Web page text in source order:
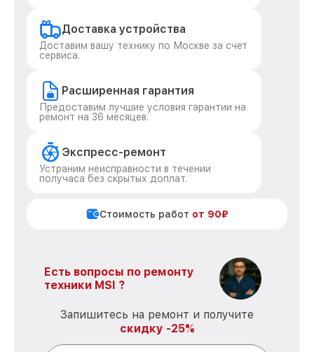
Доставка устройства
Доставим вашу технику по Москве за счет
сервиса.
Расширенная гарантия
Предоставим лучшие условия гарантии на
ремонт на 36 месяцев.
Экспресс-ремонт
Устраним неисправности в течении
получаса без скрытых доплат.
Стоимость работ от 90₽
Есть вопросы по ремонту
техники MSI ?
Запишитесь на ремонт и получите
скидку -25%